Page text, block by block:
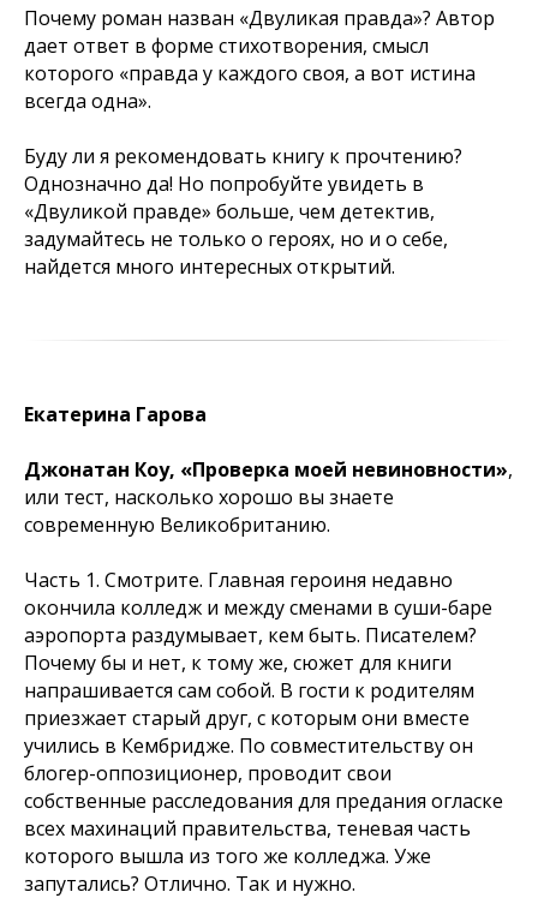
Почему роман назван «Двуликая правда»? Автор
дает ответ в форме стихотворения, смысл
которого «правда у каждого своя, а вот истина
всегда одна».
Буду ли я рекомендовать книгу к прочтению?
Однозначно да! Но попробуйте увидеть в
«Двуликой правде» больше, чем детектив,
задумайтесь не только о героях, но и о себе,
найдется много интересных открытий.
Екатерина Гарова
Джонатан Коу, «Проверка моей невиновности»,
или тест, насколько хорошо вы знаете
современную Великобританию.
Часть 1. Смотрите. Главная героиня недавно
окончила колледж и между сменами в суши-баре
аэропорта раздумывает, кем быть. Писателем?
Почему бы и нет, к тому же, сюжет для книги
напрашивается сам собой. В гости к родителям
приезжает старый друг, с которым они вместе
учились в Кембридже. По совместительству он
блогер-оппозиционер, проводит свои
собственные расследования для предания огласке
всех махинаций правительства, теневая часть
которого вышла из того же колледжа. Уже
запутались? Отлично. Так и нужно.